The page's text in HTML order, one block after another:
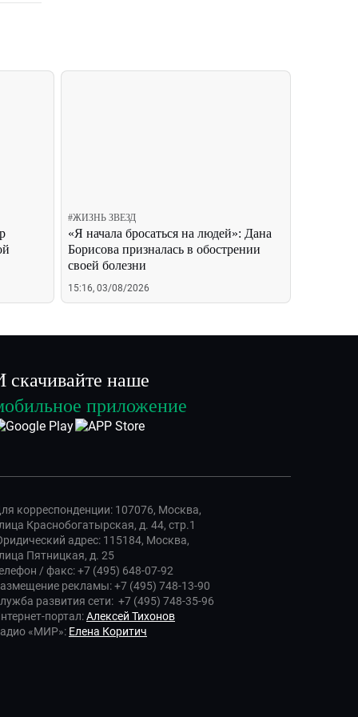
#ЖИЗНЬ ЗВЕЗД
«Я начала бросаться на людей»: Дана
Борисова призналась в обострении
своей болезни
15:16, 03/08/2026
скачивайте наше
приложение
корреспонденции: 107076, Москва,
Краснобогатырская, д. 44, стр.1
адрес: 115184, Москва,
Пятницкая, д. 25
/ факс: +7 (495) 648-07-92
рекламы: +7 (495) 748-13-90
развития сети: +7 (495) 748-35-96
портал:Алексей Тихонов
«МИР»: Елена Коритич